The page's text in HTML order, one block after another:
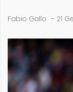
Fabio Gallo - 21